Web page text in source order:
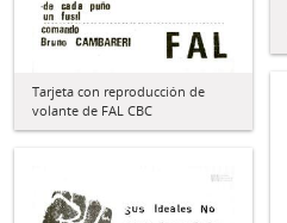
Tarjeta con reproducción de
volante de FAL CBC